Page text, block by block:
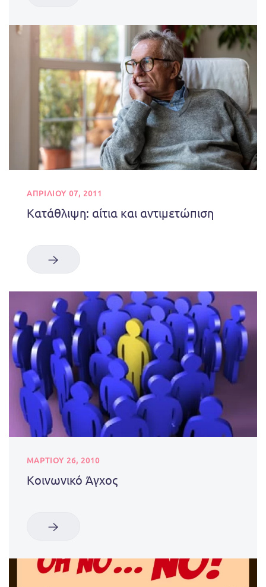
ΑΠΡΙΛΊΟΥ 07, 2011
Κατάθλιψη: αίτια και αντιμετώπιση
ΜΑΡΤΊΟΥ 26, 2010
Κοινωνικό Άγχος